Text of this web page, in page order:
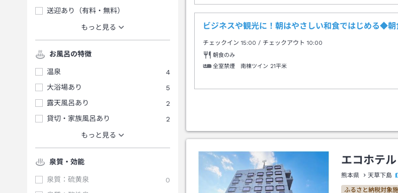
送迎あり（有料・無料）
もっと見る
お風呂の特徴
温泉
4
大浴場あり
5
露天風呂あり
2
貸切・家族風呂あり
2
もっと見る
泉質・効能
泉質：硫黄泉
0
ビジネスや観光に！朝はやさしい和食ではじめる◆
チェックイン15:00 / チェックアウト 10:00
朝食のみ
全室禁煙 南棟ツイン 21平米
エコホテ
熊本県 天草下島
ふるさと納税対象